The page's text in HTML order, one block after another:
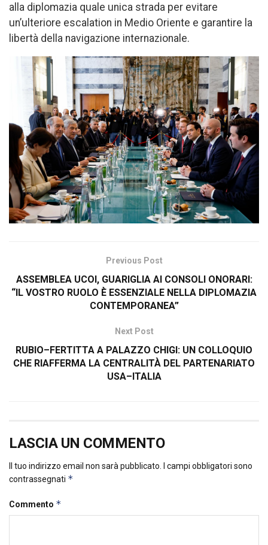
alla diplomazia quale unica strada per evitare
un’ulteriore escalation in Medio Oriente e garantire la
libertà della navigazione internazionale.
Previous Post
ASSEMBLEA UCOI, GUARIGLIA AI CONSOLI ONORARI:
“IL VOSTRO RUOLO È ESSENZIALE NELLA DIPLOMAZIA
CONTEMPORANEA”
Next Post
RUBIO–FERTITTA A PALAZZO CHIGI: UN COLLOQUIO
CHE RIAFFERMA LA CENTRALITÀ DEL PARTENARIATO
USA–ITALIA
LASCIA UN COMMENTO
Il tuo indirizzo email non sarà pubblicato.
I campi obbligatori sono
contrassegnati *
Commento *